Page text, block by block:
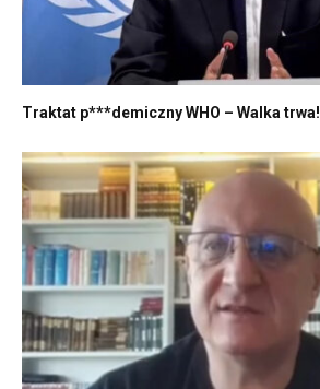
Traktat p***demiczny WHO – Walka trwa!